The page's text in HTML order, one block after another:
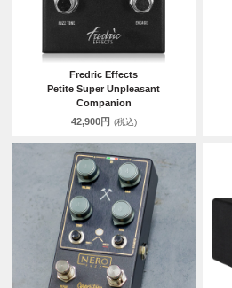
Fredric Effects
Petite Super Unpleasant
Companion
42,900円 (税込)